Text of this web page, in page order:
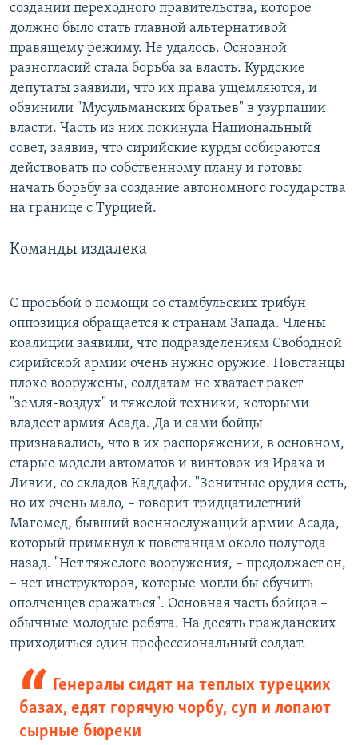
создании переходного правительства, которое
должно было стать главной альтернативой
правящему режиму. Не удалось. Основной
разногласий стала борьба за власть. Курдские
депутаты заявили, что их права ущемляются, и
обвинили "Мусульманских братьев" в узурпации
власти. Часть из них покинула Национальный
совет, заявив, что сирийские курды собираются
действовать по собственному плану и готовы
начать борьбу за создание автономного государства
на границе с Турцией.
Команды издалека
С просьбой о помощи со стамбульских трибун
оппозиция обращается к странам Запада. Члены
коалиции заявили, что подразделениям Свободной
сирийской армии очень нужно оружие. Повстанцы
плохо вооружены, солдатам не хватает ракет
"земля-воздух" и тяжелой техники, которыми
владеет армия Асада. Да и сами бойцы
признавались, что в их распоряжении, в основном,
старые модели автоматов и винтовок из Ирака и
Ливии, со складов Каддафи. "Зенитные орудия есть,
но их очень мало, – говорит тридцатилетний
Магомед, бывший военнослужащий армии Асада,
который примкнул к повстанцам около полугода
назад. "Нет тяжелого вооружения, – продолжает он,
– нет инструкторов, которые могли бы обучить
ополченцев сражаться". Основная часть бойцов –
обычные молодые ребята. На десять гражданских
приходиться один профессиональный солдат.
Генералы сидят на теплых турецких
базах, едят горячую чорбу, суп и лопают
сырные бюреки